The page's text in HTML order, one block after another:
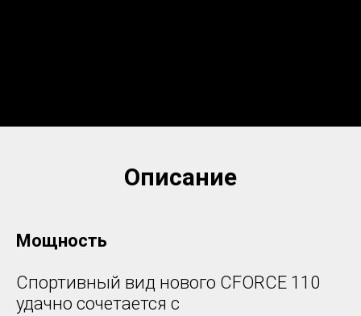
Описание
Мощность
Спортивный вид нового CFORCE 110
удачно сочетается с